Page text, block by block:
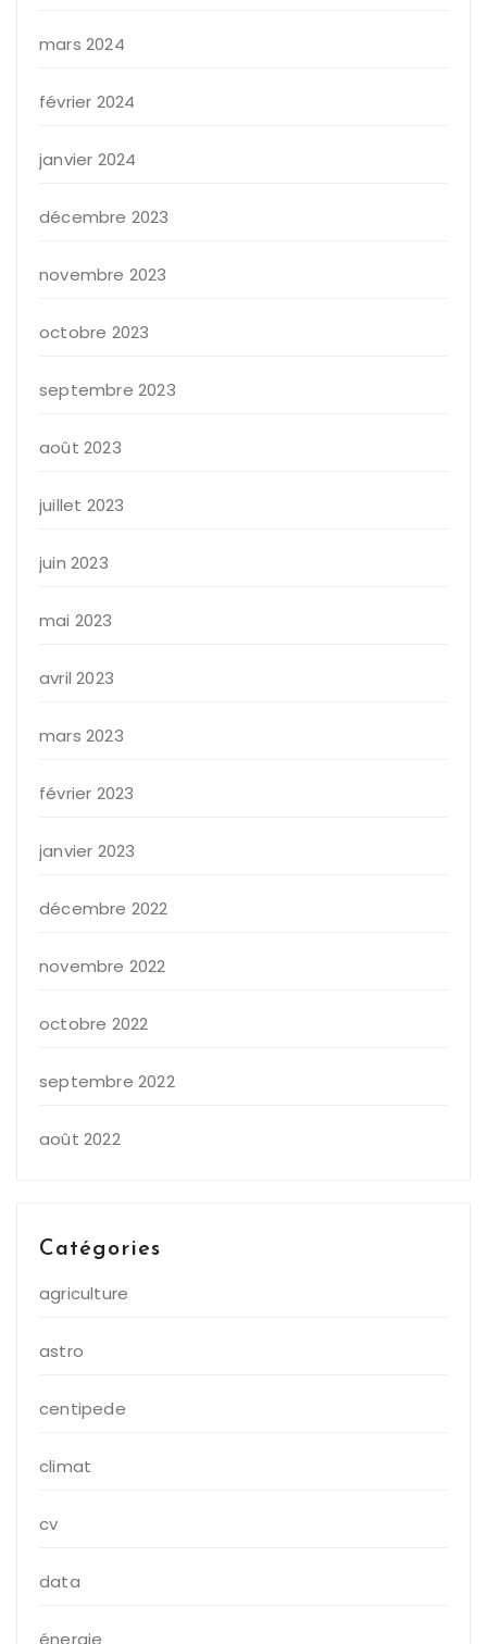
mars 2024
février 2024
janvier 2024
décembre 2023
novembre 2023
octobre 2023
septembre 2023
août 2023
juillet 2023
juin 2023
mai 2023
avril 2023
mars 2023
février 2023
janvier 2023
décembre 2022
novembre 2022
octobre 2022
septembre 2022
août 2022
Catégories
agriculture
astro
centipede
climat
cv
data
énergie